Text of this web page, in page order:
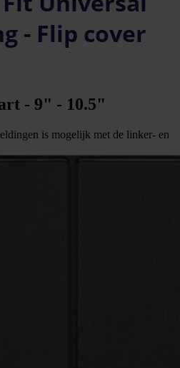
- Flip cover
- 9" - 10.5"
is mogelijk met de linker- en